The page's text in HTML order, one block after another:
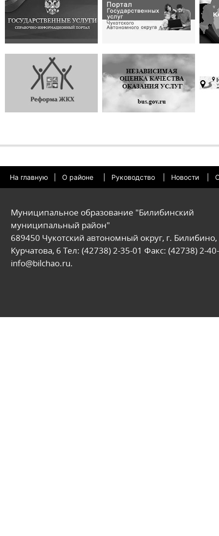
На главную О районе Руководство Новости
Муниципальное образование "Билибинский
муниципальный район"
689450 Чукотский автономный округ, г. Билибино,
Курчатова, 6 Тел: (42738) 2-35-01 Факс: (42738) 2-
info@bilchao.ru.